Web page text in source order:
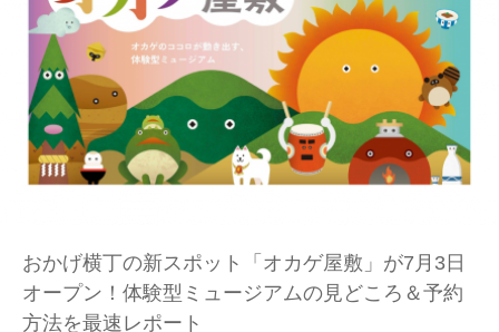
おかげ横丁の新スポット「オカゲ屋敷」が7月3日
オープン！体験型ミュージアムの見どころ＆予約
方法を最速レポート